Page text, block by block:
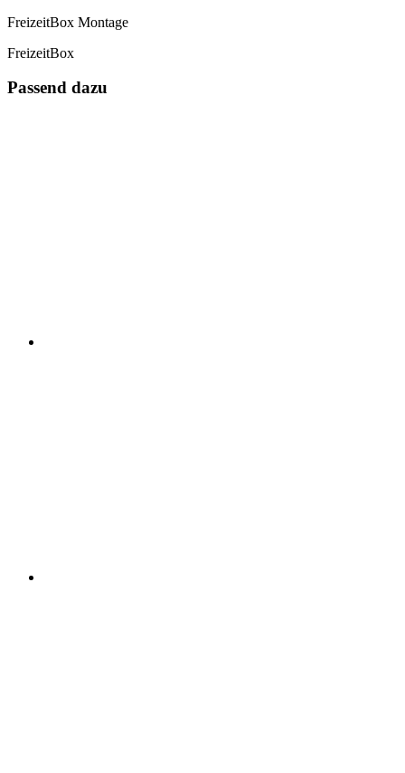
FreizeitBox Montage
FreizeitBox
Passend dazu